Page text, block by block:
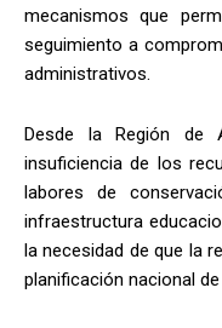
mecanismos que
seguimiento a
administrativos.
Desde la Región de
insuficiencia de los
labores de
infraestructura
la necesidad de que la
planificación nacional